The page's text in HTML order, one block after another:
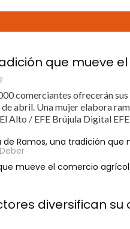
que mueve
comerciantes ofrecerán
abril. Una mujer elabora
Alto / EFE Brújula Digital
de Ramos, una tradición
mueve el comercio
diversifican